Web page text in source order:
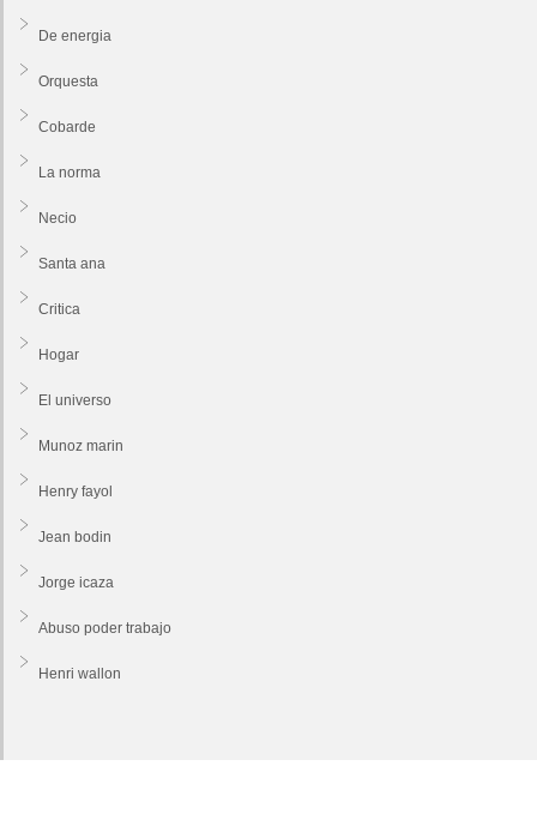
De energia
Orquesta
Cobarde
La norma
Necio
Santa ana
Critica
Hogar
El universo
Munoz marin
Henry fayol
Jean bodin
Jorge icaza
Abuso poder trabajo
Henri wallon